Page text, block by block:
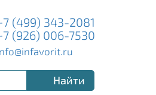
(499) 343-2081
(926) 006-7530
Найти